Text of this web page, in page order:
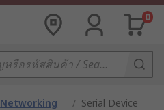
0
Networking
/ Serial Device